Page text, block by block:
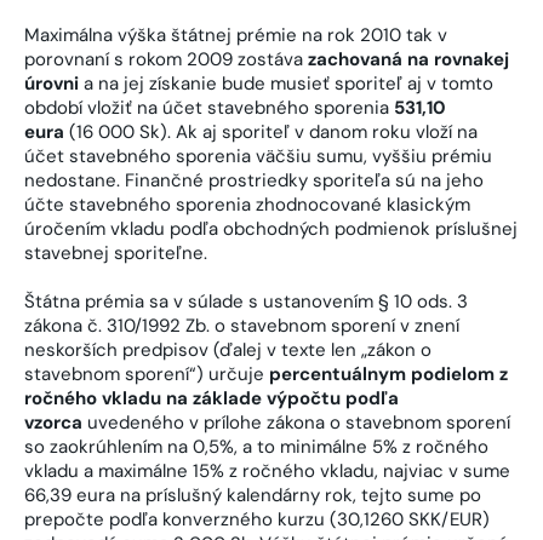
Maximálna výška štátnej prémie na rok 2010 tak v
porovnaní s rokom 2009 zostáva zachovaná na rovnakej
úrovni a na jej získanie bude musieť sporiteľ aj v tomto
období vložiť na účet stavebného sporenia 531,10
eura (16 000 Sk). Ak aj sporiteľ v danom roku vloží na
účet stavebného sporenia väčšiu sumu, vyššiu prémiu
nedostane. Finančné prostriedky sporiteľa sú na jeho
účte stavebného sporenia zhodnocované klasickým
úročením vkladu podľa obchodných podmienok príslušnej
stavebnej sporiteľne.
Štátna prémia sa v súlade s ustanovením § 10 ods. 3
zákona č. 310/1992 Zb. o stavebnom sporení v znení
neskorších predpisov (ďalej v texte len „zákon o
stavebnom sporení“) určuje percentuálnym podielom z
ročného vkladu na základe výpočtu podľa
vzorca uvedeného v prílohe zákona o stavebnom sporení
so zaokrúhlením na 0,5%, a to minimálne 5% z ročného
vkladu a maximálne 15% z ročného vkladu, najviac v sume
66,39 eura na príslušný kalendárny rok, tejto sume po
prepočte podľa konverzného kurzu (30,1260 SKK/EUR)